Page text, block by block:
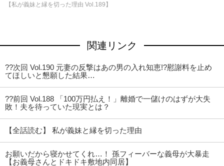
【私が義妹と縁を切った理由 Vol.189】
関連リンク
??次回 Vol.190 元妻の反撃はあの男の入れ知恵!?慰謝料を止め
てほしいと懇願した結果…
??前回 Vol.188 「100万円払え！」離婚で一儲けのはずが大失
敗！夫を待っていた現実とは？
【全話読む】 私が義妹と縁を切った理由
お願いだから寝かせてくれ…！ 孫フィーバーな義母が大暴走
【お義母さんとドキドキ敷地内同居】